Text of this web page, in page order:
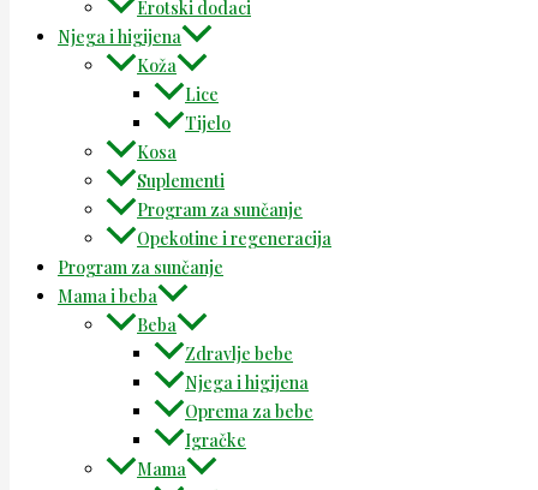
Erotski dodaci
Njega i higijena
Koža
Lice
Tijelo
Kosa
Suplementi
Program za sunčanje
Opekotine i regeneracija
Program za sunčanje
Mama i beba
Beba
Zdravlje bebe
Njega i higijena
Oprema za bebe
Igračke
Mama